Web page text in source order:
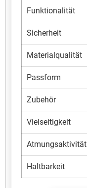
Funktionalität
Sicherheit
Materialqualität
Passform
Zubehör
Vielseitigkeit
Atmungsaktivität
Haltbarkeit